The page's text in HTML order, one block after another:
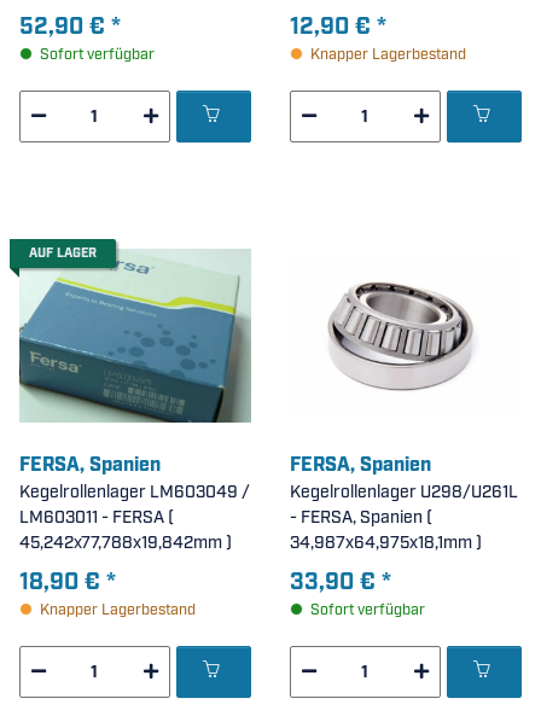
52,90 € *
Sofort verfügbar
12,90 € *
Knapper Lagerbestand
AUF LAGER
FERSA, Spanien
Kegelrollenlager LM603049 /
LM603011 - FERSA (
45,242x77,788x19,842mm )
18,90 € *
Knapper Lagerbestand
FERSA, Spanien
Kegelrollenlager U298/U261L
- FERSA, Spanien (
34,987x64,975x18,1mm )
33,90 € *
Sofort verfügbar